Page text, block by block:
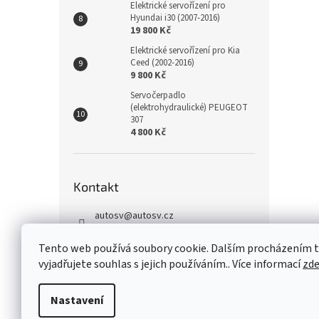
Tento web používá soubory cookie. Dalším procházením
vyjadřujete souhlas s jejich používáním.. Více informacízde
Nastavení
Elektrické servořízení pro
Hyundai i30 (2007-2016)
19 800 Kč
Elektrické servořízení pro Kia
Ceed (2002-2016)
9 800 Kč
Servočerpadlo
(elektrohydraulické) PEUGEOT
307
4 800 Kč
Kontakt
autosv@autosv.cz
+420 739 933 279